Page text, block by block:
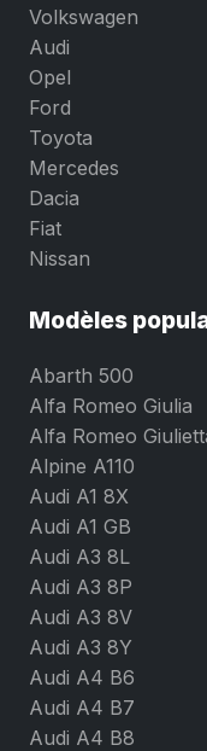
Volkswagen
Audi
Opel
Ford
Toyota
Mercedes
Dacia
Fiat
Nissan
Modèles
Abarth 500
Alfa Romeo Giulia
Alfa Romeo
Alpine A110
Audi A1 8X
Audi A1 GB
Audi A3 8L
Audi A3 8P
Audi A3 8V
Audi A3 8Y
Audi A4 B6
Audi A4 B7
Audi A4 B8